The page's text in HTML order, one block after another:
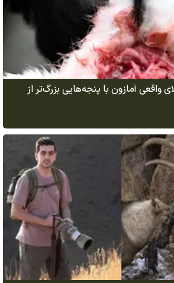
واقعی آمازون با پنجه‌هایی بزرگ‌تر از